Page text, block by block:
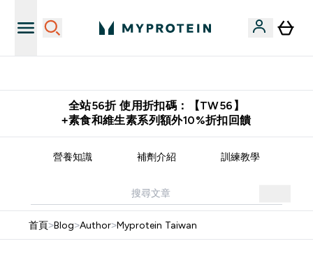
全站56折 使用折扣碼：【TW56】
+素食和維生素系列額外10%折扣回饋
營養知識 補劑介紹 訓練教學
首頁>Blog>Author>Myprotein Taiwan